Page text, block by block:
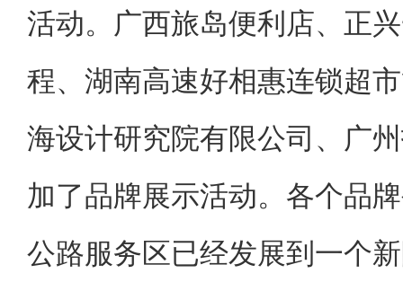
活动。广西旅岛便利店、正
程、湖南高速好相惠连锁超
海设计研究院有限公司、广
加了品牌展示活动。各个品
公路服务区已经发展到一个